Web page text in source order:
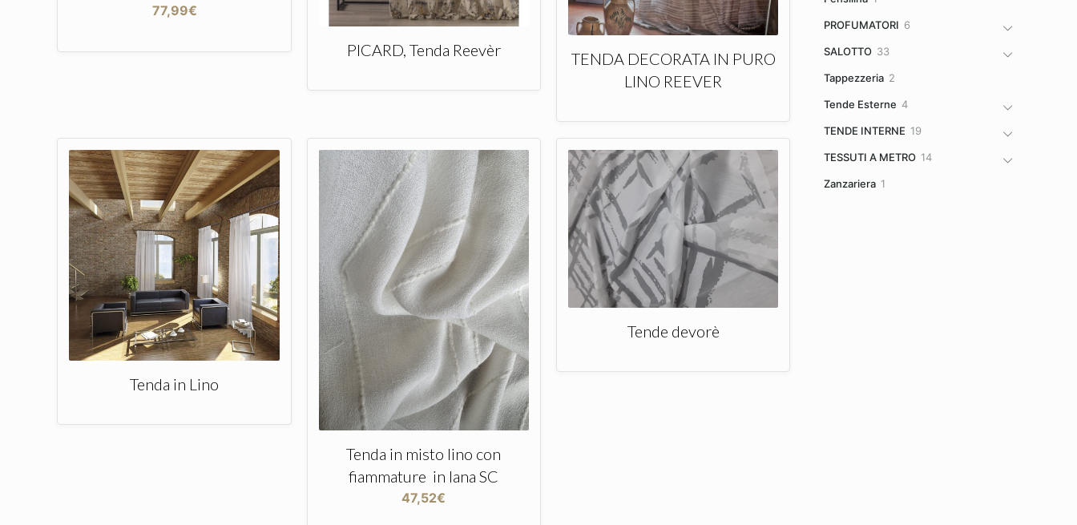
77,99€
PICARD, Tenda Reevèr
TENDA DECORATA IN PURO
LINO REEVER
Tenda in Lino
Tenda in misto lino con
fiammature in lana SC
47,52€
Tende devorè
PROFUMATORI 66
SALOTTO 3333
Tappezzeria 22
Tende Esterne 44
TENDE INTERNE 1919
TESSUTI A METRO 1414
Zanzariera 11